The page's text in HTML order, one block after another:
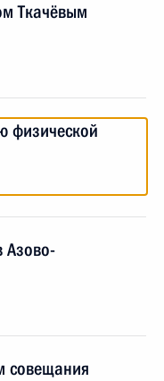
Ткачёвым
физической
Азово-
совещания